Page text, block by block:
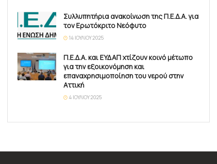
Συλλυπητήρια ανακοίνωση της Π.Ε.Δ.Α. για
τον Ερωτόκριτο Νεόφυτο
14 ΙΟΥΛΊΟΥ 2025
Π.Ε.Δ.Α. και ΕΥΔΑΠ χτίζουν κοινό μέτωπο
για την εξοικονόμηση και
επαναχρησιμοποίηση του νερού στην
Αττική
4 ΙΟΥΛΊΟΥ 2025